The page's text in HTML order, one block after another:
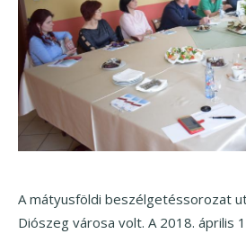
A mátyusföldi beszélgetéssorozat
Diószeg városa volt. A 2018. április